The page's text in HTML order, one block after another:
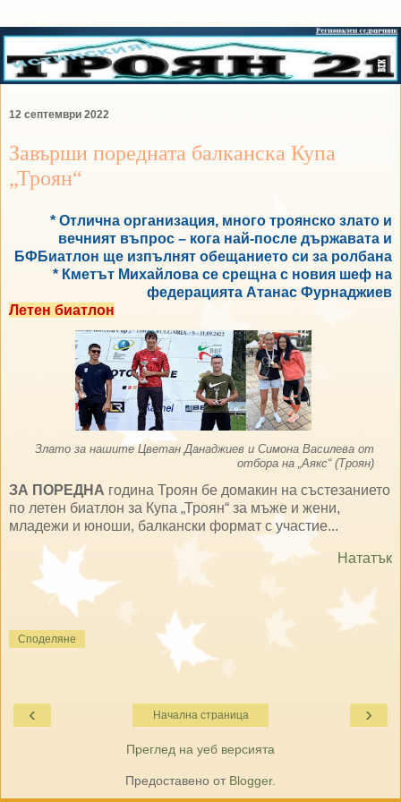
12 септември 2022
Завърши поредната балканска Купа
„Троян“
* Отлична организация, много троянско злато и
вечният въпрос – кога най-после държавата и
БФБиатлон ще изпълнят обещанието си за ролбана
* Кметът Михайлова се срещна с новия шеф на
федерацията Атанас Фурнаджиев
Летен биатлон
Злато за нашите Цветан Данаджиев и Симона Василева от
отбора на „Аякс“ (Троян)
ЗА ПОРЕДНА година Троян бе домакин на състезанието
по летен биатлон за Купа „Троян“ за мъже и жени,
младежи и юноши, балкански формат с участие...
Нататък
Споделяне
‹ ›
Начална страница
Преглед на уеб версията
Предоставено от Blogger.